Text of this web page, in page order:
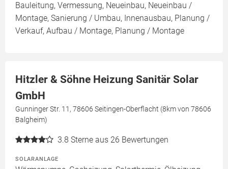
Bauleitung, Vermessung, Neueinbau, Neueinbau /
Montage, Sanierung / Umbau, Innenausbau, Planung /
Verkauf, Aufbau / Montage, Planung / Montage
Hitzler & Söhne Heizung Sanitär Solar
GmbH
Gunninger Str. 11, 78606 Seitingen-Oberflacht (8km von 78606
Balgheim)
3.8 Sterne aus 26 Bewertungen
SOLARANLAGE